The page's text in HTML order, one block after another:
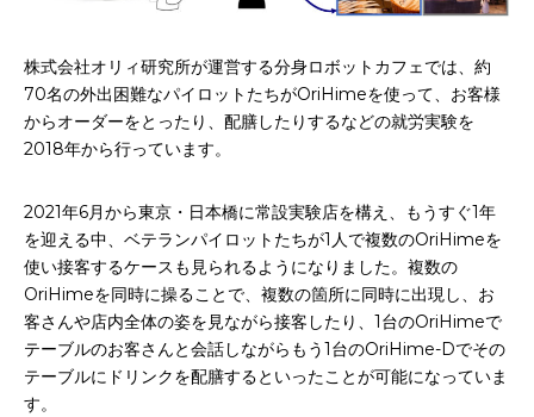
株式会社オリィ研究所が運営する分身ロボットカフェでは、約
70名の外出困難なパイロットたちがOriHimeを使って、お客様
からオーダーをとったり、配膳したりするなどの就労実験を
2018年から行っています。
2021年6月から東京・日本橋に常設実験店を構え、もうすぐ1年
を迎える中、ベテランパイロットたちが1人で複数のOriHimeを
使い接客するケースも見られるようになりました。複数の
OriHimeを同時に操ることで、複数の箇所に同時に出現し、お
客さんや店内全体の姿を見ながら接客したり、1台のOriHimeで
テーブルのお客さんと会話しながらもう1台のOriHime-Dでその
テーブルにドリンクを配膳するといったことが可能になっていま
す。